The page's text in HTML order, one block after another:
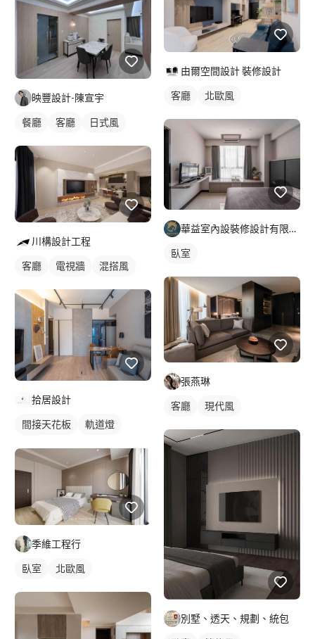
映豐設計-陳宣宇
餐廳 客廳 日式風
川構設計工程
客廳 電視牆 混搭風
拾居設計
間接天花板
軌道燈
季維工程行
臥室 北歐風
由爾空間設計 裝修設計
客廳 北歐風
華益室內設裝修設計有限公司
臥室
張燕琳
客廳 現代風
別墅、透天、規劃、統包